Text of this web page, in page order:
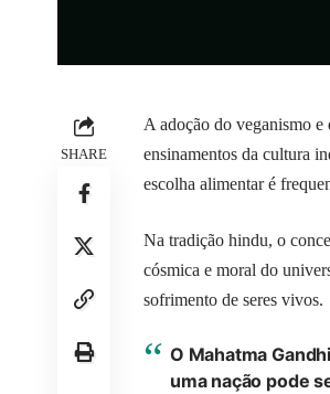
SHARE
A adoção do veganismo e
ensinamentos da cultura
escolha alimentar é
Na tradição hindu, o
cósmica e moral do
sofrimento de seres vivos.
O Mahatma
uma nação pode